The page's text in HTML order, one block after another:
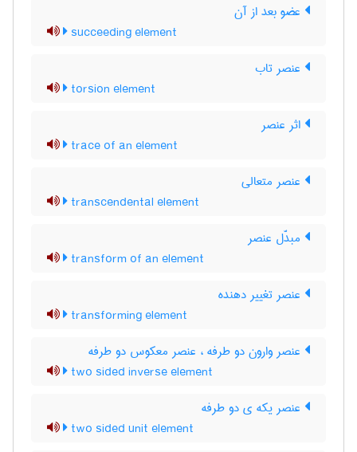
عضو بعد از آن
succeeding element
عنصر تاب
torsion element
اثر عنصر
trace of an element
عنصر متعالی
transcendental element
مبدَّل عنصر
transform of an element
عنصر تغییر دهنده
transforming element
عنصر وارون دو طرفه ، عنصر معکوس دو طرفه
two sided inverse element
عنصر یکه ی دو طرفه
two sided unit element